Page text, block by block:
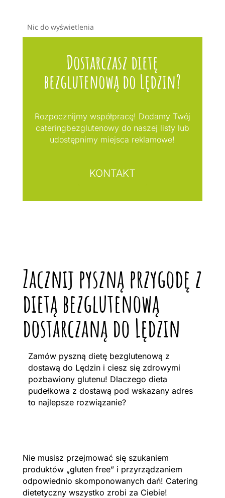
Nic do wyświetlenia
Dostarczasz dietę
bezglutenową do Lędzin?
Rozpocznijmy współpracę! Dodamy Twój
cateringbezglutenowy do naszej listy lub
udostępnimy miejsca reklamowe!
KONTAKT
Zacznij pyszną przygodę z
dietą bezglutenową
dostarczaną do Lędzin
Zamów pyszną dietę bezglutenową z
dostawą do Lędzin i ciesz się zdrowymi
pozbawiony glutenu! Dlaczego dieta
pudełkowa z dostawą pod wskazany adres
to najlepsze rozwiązanie?
Nie musisz przejmować się szukaniem
produktów „gluten free” i przyrządzaniem
odpowiednio skomponowanych dań! Catering
dietetyczny wszystko zrobi za Ciebie!